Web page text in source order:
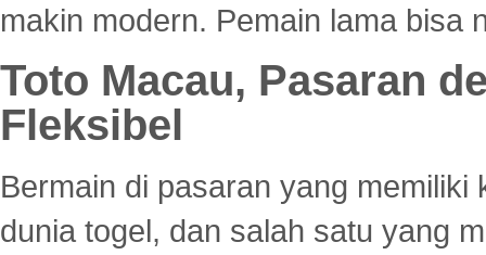
makin modern. Pemain lama bisa
Toto Macau, Pasaran
Fleksibel
Bermain di pasaran yang
dunia togel, dan salah satu yang